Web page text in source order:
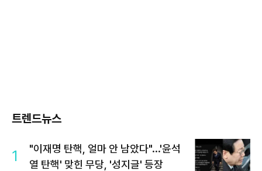
트렌드뉴스
1
"이재명 탄핵, 얼마 안 남았다"...'윤석
열 탄핵' 맞힌 무당, '성지글' 등장